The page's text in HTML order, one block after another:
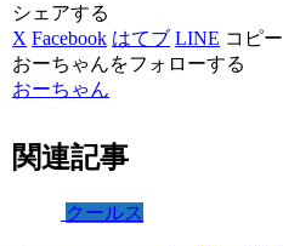
シェアする
X Facebook はてブ LINE コピー
おーちゃんをフォローする
おーちゃん
関連記事
クールス